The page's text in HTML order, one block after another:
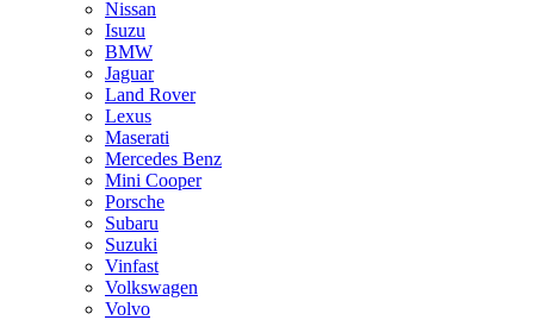
Nissan
Isuzu
BMW
Jaguar
Land Rover
Lexus
Maserati
Mercedes Benz
Mini Cooper
Porsche
Subaru
Suzuki
Vinfast
Volkswagen
Volvo